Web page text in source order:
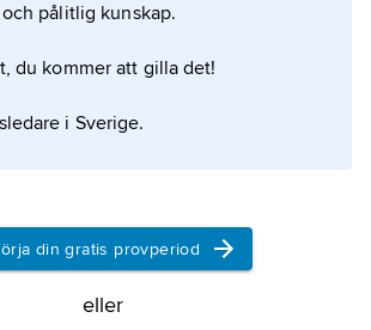
pålitlig kunskap.
du kommer att gilla det!
i Sverige.
din gratis provperiod
eller